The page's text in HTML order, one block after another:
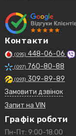
Контакти
(095) 448-06-06
(097) 760-80-88
(093) 309-89-89
Замовити дзвінок
Запит на VIN
Графік роботи
Пн-Пт: 9:00-18:00